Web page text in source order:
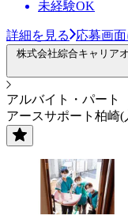
未経験OK
詳細を見る 応募画
株式会社綜合キャリア
アルバイト・パート
アースサポート柏崎